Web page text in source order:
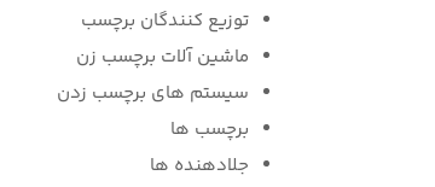
توزیع کنندگان برچسب
ماشین آلات برچسب زن
سیستم های برچسب زدن
برچسب ها
جلادهنده ها